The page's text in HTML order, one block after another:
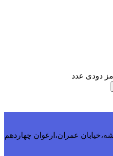
جدید اندیشه،فاز1اندیشه،خیابان عمران،ارغوان چهاردهم